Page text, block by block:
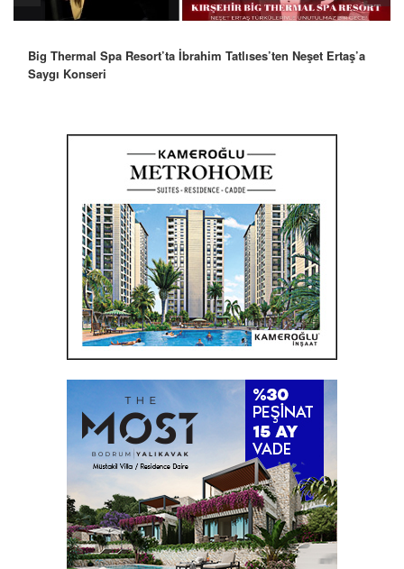
Big Thermal Spa Resort’ta İbrahim Tatlıses’ten Neşet Ertaş’a
Saygı Konseri